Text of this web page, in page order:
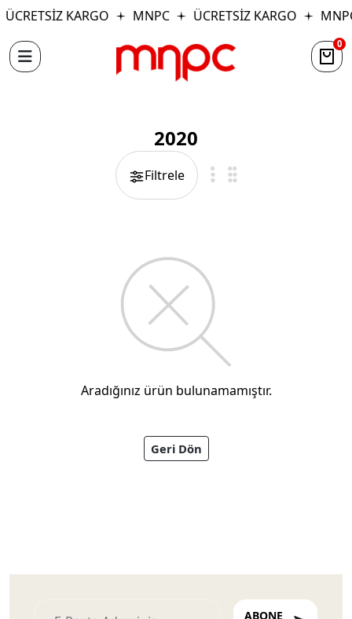
ÜCRETSİZ KARGO MNPC ÜCRETSİZ KARGO
0
2020
Filtrele
Aradığınız ürün bulunamamıştır.
Geri Dön
ABONE